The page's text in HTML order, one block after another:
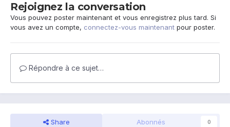
Rejoignez la conversation
Vous pouvez poster maintenant et vous enregistrez plus tard. Si
vous avez un compte, connectez-vous maintenant pour poster.
Répondre à ce sujet…
Share Abonnés 0